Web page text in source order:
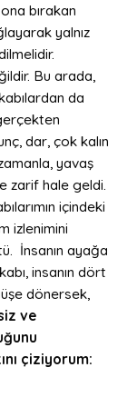
bırakan
yalnız
Bu arada,
da
dar, çok kalın
yavaş
zarif hale geldi.
içindeki
izlenimini
İnsanın ayağa
insanın dört
dönersek,
ve
çiziyorum: